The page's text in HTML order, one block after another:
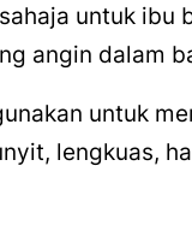
untuk
angin dalam
untuk
lengkuas,